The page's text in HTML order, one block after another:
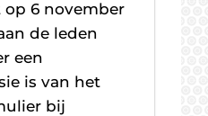
op 6 november
de leden
een
is van het
bij